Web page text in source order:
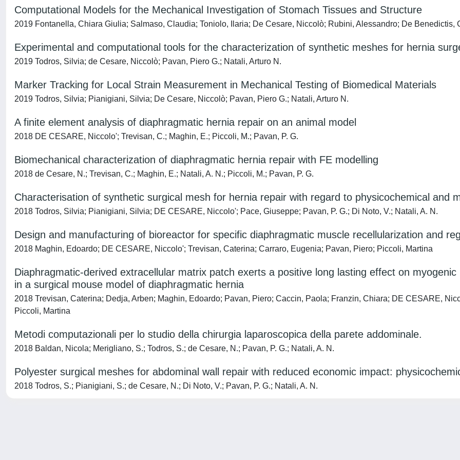
Computational Models for the Mechanical Investigation of Stomach Tissues and Structure
2019 Fontanella, Chiara Giulia; Salmaso, Claudia; Toniolo, Ilaria; De Cesare, Niccolò; Rubini, Alessandro; De
Experimental and computational tools for the characterization of synthetic meshes for hernia
2019 Todros, Silvia; de Cesare, Niccolò; Pavan, Piero G.; Natali, Arturo N.
Marker Tracking for Local Strain Measurement in Mechanical Testing of Biomedical Materials
2019 Todros, Silvia; Pianigiani, Silvia; De Cesare, Niccolò; Pavan, Piero G.; Natali, Arturo N.
A finite element analysis of diaphragmatic hernia repair on an animal model
2018 DE CESARE, Niccolo'; Trevisan, C.; Maghin, E.; Piccoli, M.; Pavan, P. G.
Biomechanical characterization of diaphragmatic hernia repair with FE modelling
2018 de Cesare, N.; Trevisan, C.; Maghin, E.; Natali, A. N.; Piccoli, M.; Pavan, P. G.
Characterisation of synthetic surgical mesh for hernia repair with regard to physicochemical and
2018 Todros, Silvia; Pianigiani, Silvia; DE CESARE, Niccolo'; Pace, Giuseppe; Pavan, P. G.; Di Noto, V.; Natali, A. N.
Design and manufacturing of bioreactor for specific diaphragmatic muscle recellularization and
2018 Maghin, Edoardo; DE CESARE, Niccolo'; Trevisan, Caterina; Carraro, Eugenia; Pavan, Piero; Piccoli, Martina
Diaphragmatic-derived extracellular matrix patch exerts a positive long lasting effect on
in a surgical mouse model of diaphragmatic hernia
2018 Trevisan, Caterina; Dedja, Arben; Maghin, Edoardo; Pavan, Piero; Caccin, Paola; Franzin, Chiara; DE CESARE,
Piccoli, Martina
Metodi computazionali per lo studio della chirurgia laparoscopica della parete addominale.
2018 Baldan, Nicola; Merigliano, S.; Todros, S.; de Cesare, N.; Pavan, P. G.; Natali, A. N.
Polyester surgical meshes for abdominal wall repair with reduced economic impact:
2018 Todros, S.; Pianigiani, S.; de Cesare, N.; Di Noto, V.; Pavan, P. G.; Natali, A. N.